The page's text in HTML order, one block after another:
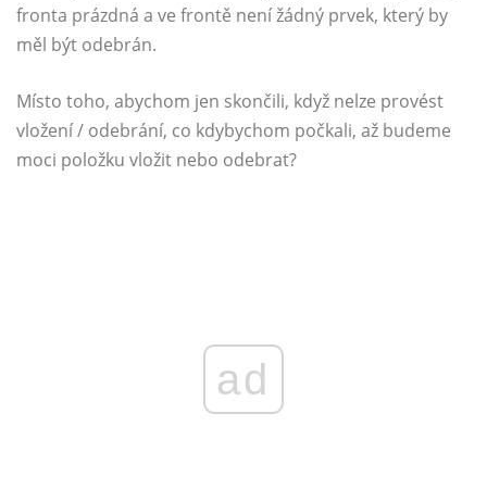
fronta prázdná a ve frontě není žádný prvek, který by
měl být odebrán.
Místo toho, abychom jen skončili, když nelze provést
vložení / odebrání, co kdybychom počkali, až budeme
moci položku vložit nebo odebrat?
ad